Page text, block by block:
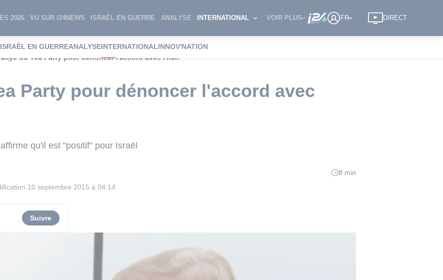
2026 VU SUR I24NEWS ISRAËL EN GUERRE ANALYSE INTERNATIONAL VOIR PLUS FR DIRECT
ISRAËL EN GUERREANALYSEINTERNATIONALINNOV'NATION
du Tea Party pour dénoncer l'accord avec l'Iran
Party pour dénoncer l'accord avec
qu'il est "positif" pour Israël
8 min
10 septembre 2015 à 04:14
Suivre